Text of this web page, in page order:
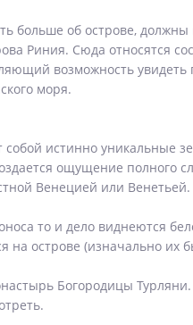
больше об острове, должны
Риния. Сюда относятся
возможность
моря.
собой истинно уникальные
ощущение
Венецией или Венетьей.
то и дело виднеются
на острове (изначально
Богородицы